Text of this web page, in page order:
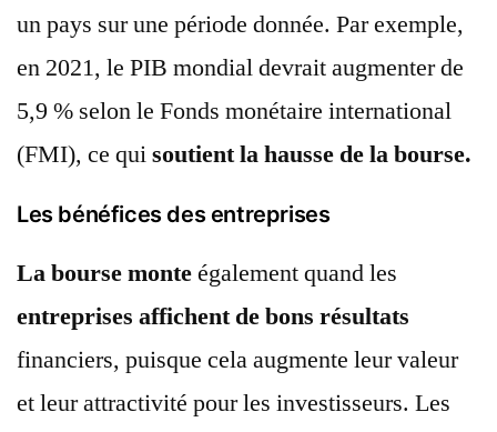
un pays sur une période donnée. Par exemple,
en 2021, le PIB mondial devrait augmenter de
5,9 % selon le Fonds monétaire international
(FMI), ce quisoutient la hausse de la bourse.
Les bénéfices des entreprises
La bourse monteégalement quand les
entreprises affichent de bons résultats
financiers, puisque cela augmente leur valeur
et leur attractivité pour les investisseurs. Les